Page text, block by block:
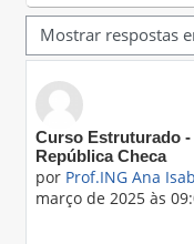
Modo de visualização
Curso Estruturado -
República Checa
por Prof.ING Ana
março de 2025 às
Número de